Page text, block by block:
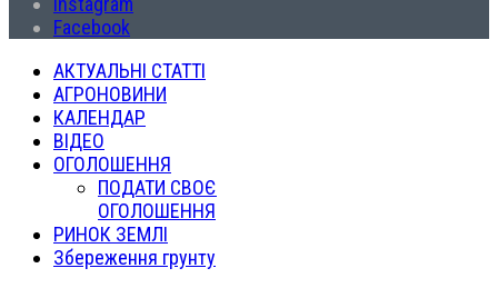
Facebook
АКТУАЛЬНІ СТАТТІ
АГРОНОВИНИ
КАЛЕНДАР
ВІДЕО
ОГОЛОШЕННЯ
ПОДАТИ СВОЄ
ОГОЛОШЕННЯ
РИНОК ЗЕМЛІ
Збереження грунту